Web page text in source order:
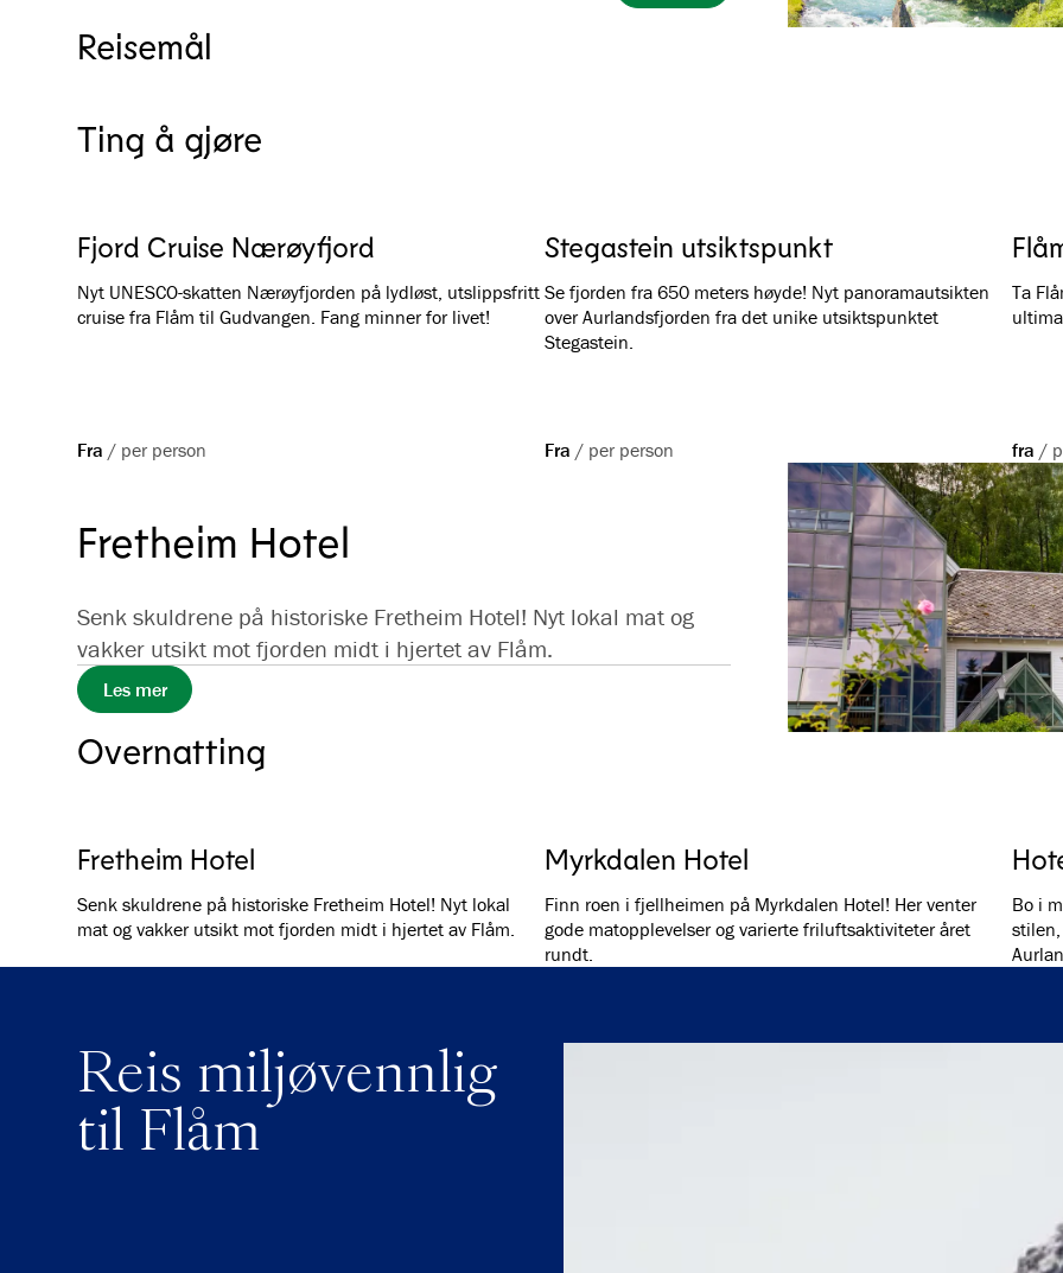
Reisemål
Ting å gjøre
Fjord Cruise Nærøyfjord
Nyt UNESCO-skatten Nærøyfjorden på lydløst, utslippsfritt
cruise fra Flåm til Gudvangen. Fang minner for livet!
Fra / per person
Stegastein utsiktspunkt
Se fjorden fra 650 meters høyde! Nyt panoramautsikten
over Aurlandsfjorden fra det unike utsiktspunktet
Stegastein.
Fra / per person
Ta
fra /
Fretheim Hotel
Senk skuldrene på historiske Fretheim Hotel! Nyt lokal mat og
vakker utsikt mot fjorden midt i hjertet av Flåm.
Les mer
Overnatting
Fretheim Hotel
Senk skuldrene på historiske Fretheim Hotel! Nyt lokal
mat og vakker utsikt mot fjorden midt i hjertet av Flåm.
Myrkdalen Hotel
Finn roen i fjellheimen på Myrkdalen Hotel! Her venter
gode matopplevelser og varierte friluftsaktiviteter året
rundt.
Bo i
Reis miljøvennlig
til Flåm